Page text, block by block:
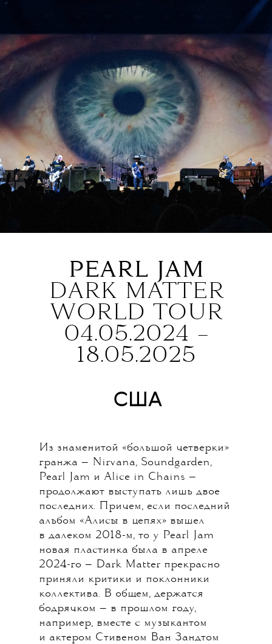
PEARL JAM
DARK MATTER
WORLD TOUR
04.05.2024 –
18.05.2025
США
Из знаменитой «большой четверки»
гранжа — Nirvana, Soundgarden,
Pearl Jam и Alice in Chains —
продолжают выступать лишь двое
последних. Причем, если последний
альбом «Алисы в цепях» вышел
в далеком 2018-м, то у Pearl Jam
новая пластинка была в апреле
2024-го — Dark Matter прекрасно
приняли критики и поклонники
коллектива. В общем, держатся
бодрячком — в прошлом году,
например, вместе с музыкантом
и актером Стивеном Ван Зандтом